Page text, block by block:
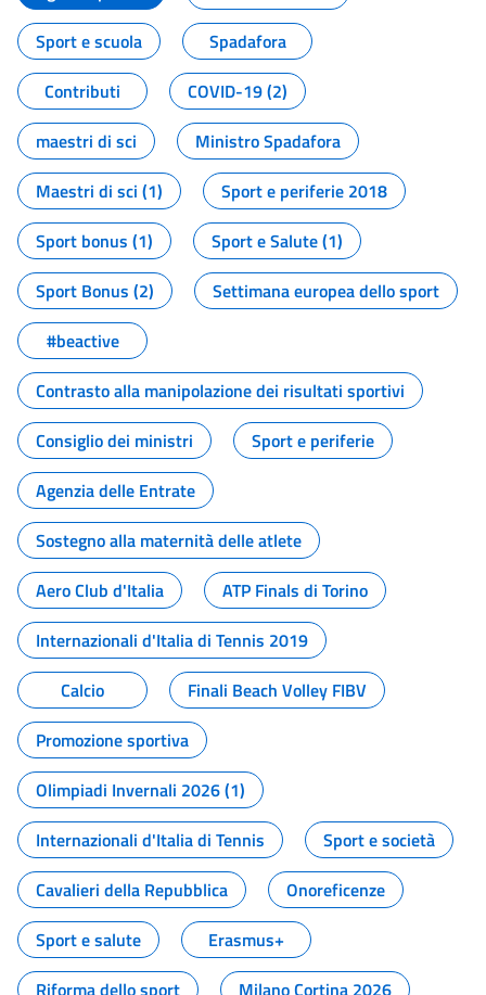
Sport e scuola
Spadafora
Contributi
COVID-19 (2)
maestri di sci
Ministro Spadafora
Maestri di sci (1)
Sport e periferie 2018
Sport bonus (1)
Sport e Salute (1)
Sport Bonus (2)
Settimana europea dello sport
#beactive
Contrasto alla manipolazione dei risultati sportivi
Consiglio dei ministri
Sport e periferie
Agenzia delle Entrate
Sostegno alla maternità delle atlete
Aero Club d'Italia
ATP Finals di Torino
Internazionali d'Italia di Tennis 2019
Calcio
Finali Beach Volley FIBV
Promozione sportiva
Olimpiadi Invernali 2026 (1)
Internazionali d'Italia di Tennis
Sport e società
Cavalieri della Repubblica
Onoreficenze
Sport e salute
Erasmus+
Riforma dello sport
Milano Cortina 2026